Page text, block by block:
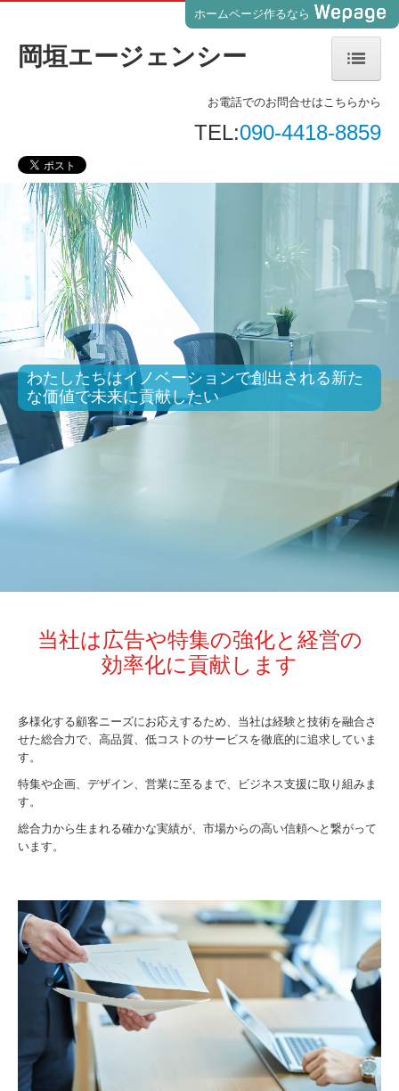
ホームページ作るなら
代表挨拶
理念・経営指針
会社案内
事業案内
事業所一覧
契約の流れ
スタッフ紹介
岡垣エージェンシー
お電話でのお問合せはこちらから
TEL:090-4418-8859
わたしたちはイノベーションで創出される新た
な価値で未来に貢献したい
当社は広告や特集の強化と経営の
効率化に貢献します
多様化する顧客ニーズにお応えするため、当社は経験と技術を融合さ
せた総合力で、高品質、低コストのサービスを徹底的に追求していま
す。
特集や企画、デザイン、営業に至るまで、ビジネス支援に取り組みま
す。
総合力から生まれる確かな実績が、市場からの高い信頼へと繋がって
います。